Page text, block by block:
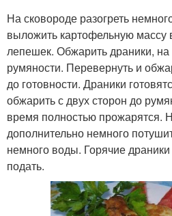
На сковороде разогреть
выложить картофельную массу
лепешек. Обжарить драники,
румяности. Перевернуть и
до готовности. Драники
обжарить с двух сторон до
время полностью прожарятся.
дополнительно немного
немного воды. Горячие драники
подать.